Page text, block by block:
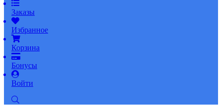
Заказы
Избранное
Корзина
Бонусы
Войти